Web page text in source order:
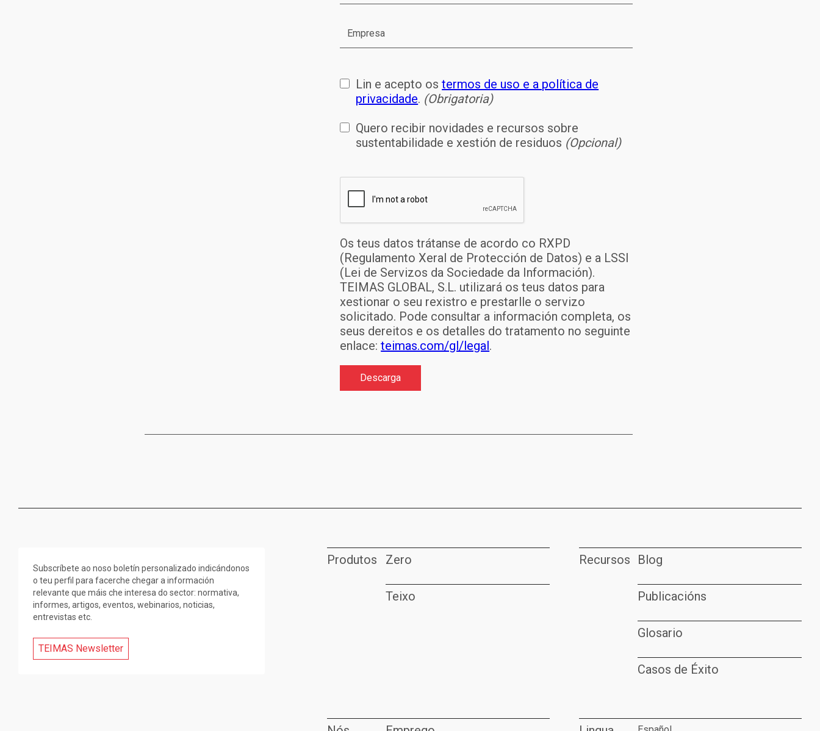
Lin e acepto ostermos de uso e a política de
privacidade. (Obrigatoria)
Quero recibir novidades e recursos sobre
sustentabilidade e xestión de residuos (Opcional)
Os teus datos trátanse de acordo co RXPD
(Regulamento Xeral de Protección de Datos) e a LSSI
(Lei de Servizos da Sociedade da Información).
TEIMAS GLOBAL, S.L. utilizará os teus datos para
xestionar o seu rexistro e prestarlle o servizo
solicitado. Pode consultar a información completa, os
seus dereitos e os detalles do tratamento no seguinte
enlace:teimas.com/gl/legal.
Subscríbete ao noso boletín personalizado indicándonos
o teu perfil para facerche chegar a información
relevante que máis che interesa do sector: normativa,
informes, artigos, eventos, webinarios, noticias,
entrevistas etc.
TEIMAS Newsletter
Produtos Zero
Teixo
Recursos Blog
Publicacións
Glosario
Casos de Éxito